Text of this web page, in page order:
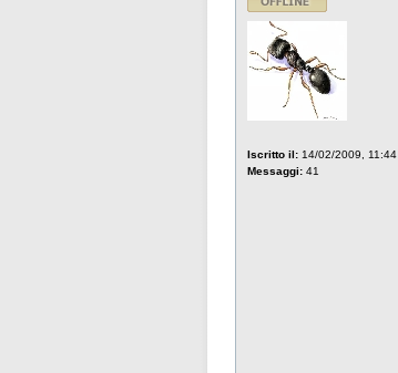
Iscritto il: 14/02/2009, 11:44
Messaggi: 41